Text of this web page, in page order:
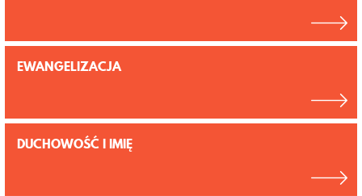
EWANGELIZACJA
DUCHOWOŚĆ I IMIĘ